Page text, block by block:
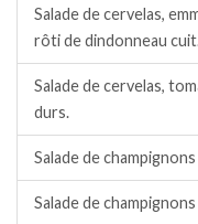
Salade de cervelas,
rôti de dindonneau
Salade de cervelas,
durs.
Salade de
Salade de